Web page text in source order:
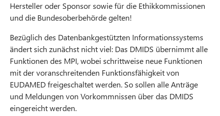
Hersteller oder Sponsor sowie für die Ethikkommissionen
und die Bundesoberbehörde gelten!
Bezüglich des Datenbankgestützten Informationssystems
ändert sich zunächst nicht viel: Das DMIDS übernimmt alle
Funktionen des MPI, wobei schrittweise neue Funktionen
mit der voranschreitenden Funktionsfähigkeit von
EUDAMED freigeschaltet werden. So sollen alle Anträge
und Meldungen von Vorkommnissen über das DMIDS
eingereicht werden.